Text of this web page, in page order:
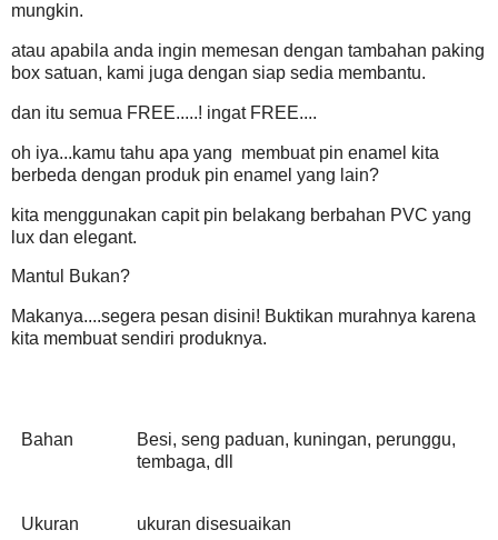
mungkin.
atau apabila anda ingin memesan dengan tambahan paking
box satuan, kami juga dengan siap sedia membantu.
dan itu semua FREE.....! ingat FREE....
oh iya...kamu tahu apa yang membuat pin enamel kita
berbeda dengan produk pin enamel yang lain?
kita menggunakan capit pin belakang berbahan PVC yang
lux dan elegant.
Mantul Bukan?
Makanya....segera pesan disini! Buktikan murahnya karena
kita membuat sendiri produknya.
Bahan
Besi, seng paduan, kuningan, perunggu,
tembaga, dll
Ukuran ukuran disesuaikan